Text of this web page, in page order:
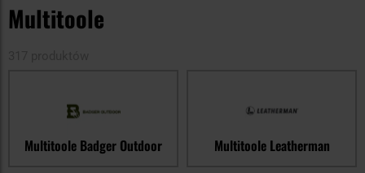
Multitoole
Multitoole Badger Outdoor Multitoole Leatherman